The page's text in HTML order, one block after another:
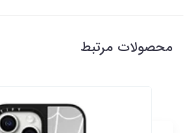
محصولات مرتبط